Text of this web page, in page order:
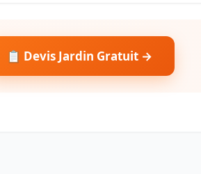
📋 Devis Jardin Gratuit →